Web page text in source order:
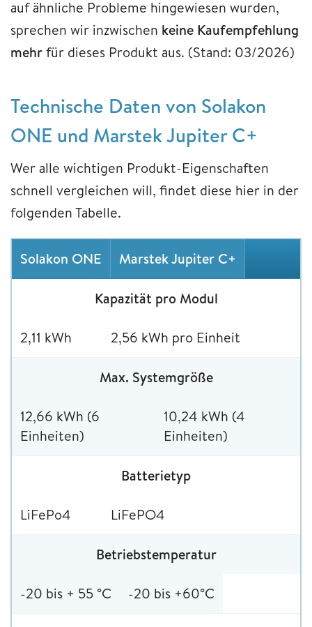
auf ähnliche Probleme hingewiesen wurden,
sprechen wir inzwischen keine Kaufempfehlung
mehrfür dieses Produkt aus. (Stand: 03/2026)
Technische Daten von Solakon
ONE und Marstek Jupiter C+
Wer alle wichtigen Produkt-Eigenschaften
schnell vergleichen will, findet diese hier in der
folgenden Tabelle.
Solakon ONE Marstek Jupiter C+
Kapazität pro Modul
2,11 kWh 2,56 kWh pro Einheit
Max. Systemgröße
12,66 kWh (6
Einheiten)
10,24 kWh (4
Einheiten)
Batterietyp
LiFePo4 LiFePO4
Betriebstemperatur
-20 bis + 55 °C -20 bis +60°C